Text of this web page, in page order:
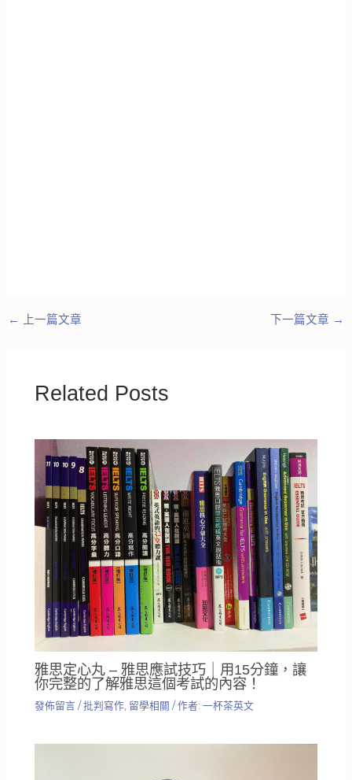
← 上一篇文章 下一篇文章 →
Related Posts
雅思定心丸 – 雅思應試技巧｜用15分鐘，讓
你完整的了解雅思這個考試的內容！
發佈留言 /批判寫作 留學相關 / 作者:一杯茶英文